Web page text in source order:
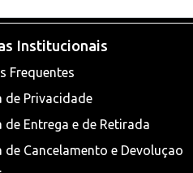
Institucionais
Frequentes
de Privacidade
de Entrega e de Retirada
de Cancelamento e Devoluçao